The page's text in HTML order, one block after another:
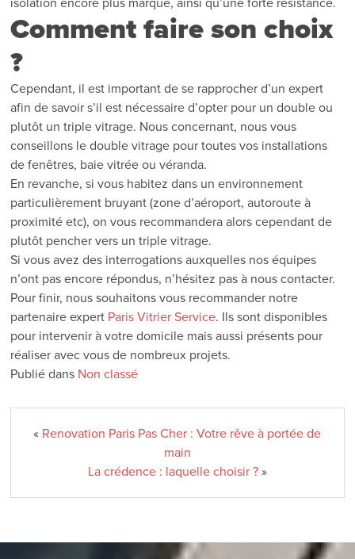
isolation encore plus marqué, ainsi qu’une forte résistance.
Comment faire son choix
?
Cependant, il est important de se rapprocher d’un expert
afin de savoir s’il est nécessaire d’opter pour un double ou
plutôt un triple vitrage. Nous concernant, nous vous
conseillons le double vitrage pour toutes vos installations
de fenêtres, baie vitrée ou véranda.
En revanche, si vous habitez dans un environnement
particulièrement bruyant (zone d’aéroport, autoroute à
proximité etc), on vous recommandera alors cependant de
plutôt pencher vers un triple vitrage.
Si vous avez des interrogations auxquelles nos équipes
n’ont pas encore répondus, n’hésitez pas à nous contacter.
Pour finir, nous souhaitons vous recommander notre
partenaire expert Paris Vitrier Service. Ils sont disponibles
pour intervenir à votre domicile mais aussi présents pour
réaliser avec vous de nombreux projets.
Publié dans Non classé
« Renovation Paris Pas Cher : Votre rêve à portée de
main
La crédence : laquelle choisir ?»